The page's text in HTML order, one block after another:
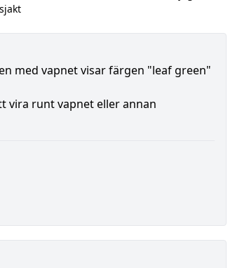
med vapnet visar färgen "leaf green"
vira runt vapnet eller annan